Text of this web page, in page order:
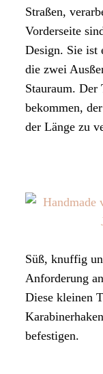
Straßen,
Vorderseite
Design. Sie ist
die zwei
Stauraum. Der
bekommen,
der Länge zu
Süß, knuffig
Anforderung
Diese kleinen
befestigen.